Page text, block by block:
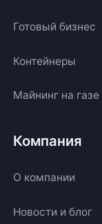
Готовый бизнес
Контейнеры
Майнинг на газе
Компания
О компании
Новости и блог